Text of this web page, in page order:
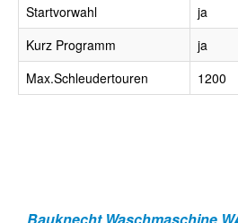
Startvorwahl
ja
Kurz Programm
ja
Max.Schleudertouren
1200